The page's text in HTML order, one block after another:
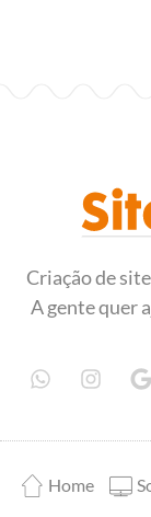
Criação de
A gente quer
Home